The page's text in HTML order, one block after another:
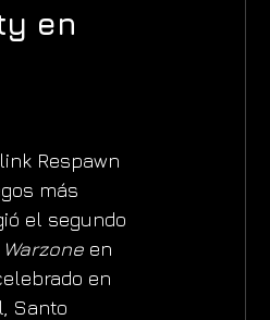
en
Respawn
más
el segundo
en
en
Santo